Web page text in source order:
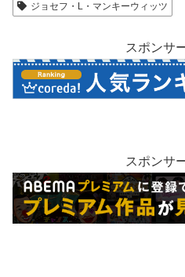
ジョセフ・L・マンキーウィッツ
スポンサ
スポンサ